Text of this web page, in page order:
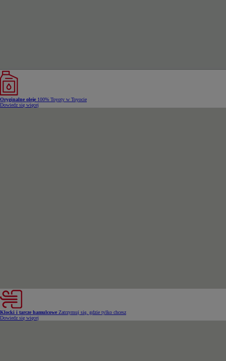
Oryginalne oleje 100% Toyoty w Toyocie
Dowiedz się więcej
Klocki i tarcze hamulcowe Zatrzymuj się, gdzie tylko chcesz
Dowiedz się więcej